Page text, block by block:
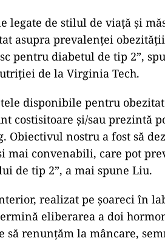
legate de stilul de viață și
asupra prevalenței
pentru diabetul de tip 2”,
de la Virginia Tech.
disponibile pentru
costisitoare și/sau prezintă
Obiectivul nostru a fost să
mai convenabili, care pot
de tip 2”, a mai spune Liu.
realizat pe șoareci în
eliberarea a doi
să renunțăm la mâncare,